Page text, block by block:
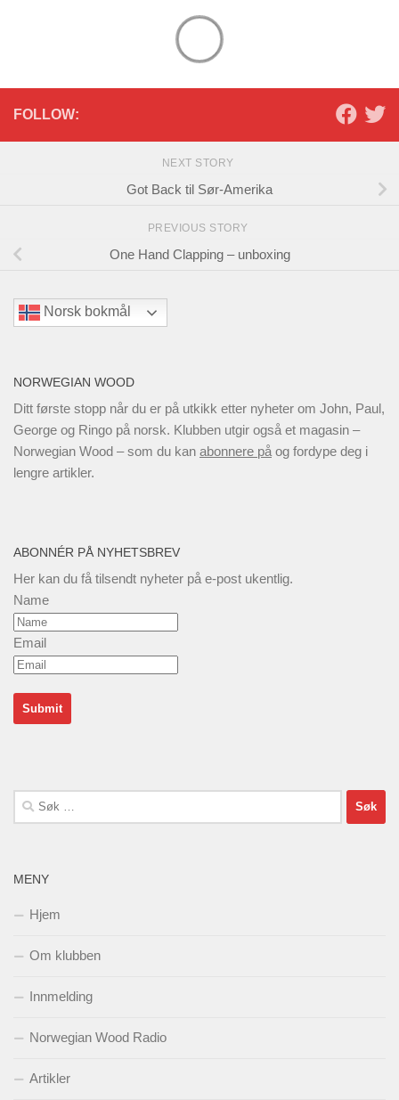
FOLLOW:
NEXT STORY
Got Back til Sør-Amerika
PREVIOUS STORY
One Hand Clapping – unboxing
Norsk bokmål
NORWEGIAN WOOD
Ditt første stopp når du er på utkikk etter nyheter om John, Paul,
George og Ringo på norsk. Klubben utgir også et magasin –
Norwegian Wood – som du kan abonnere på og fordype deg i
lengre artikler.
ABONNÉR PÅ NYHETSBREV
Her kan du få tilsendt nyheter på e-post ukentlig.
Name
Email
Søk
etter:
MENY
Hjem
Om klubben
Innmelding
Norwegian Wood Radio
Artikler